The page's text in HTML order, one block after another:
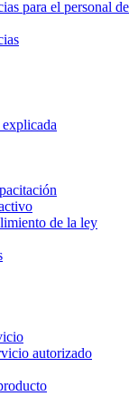
para el personal de
de la ley
autorizado